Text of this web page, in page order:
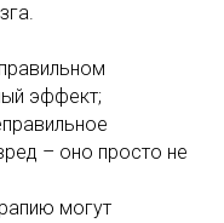
эффект;
– оно просто не
могут